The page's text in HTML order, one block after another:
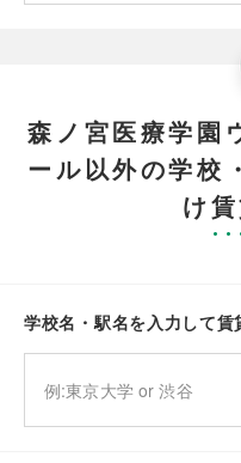
森ノ宮医療学園
ール以外の学校
け
学校名・駅名を入力して賃